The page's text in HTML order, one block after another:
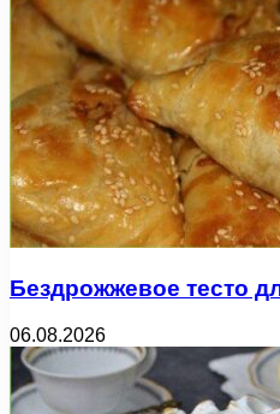
Бездрожжевое тесто
06.08.2026